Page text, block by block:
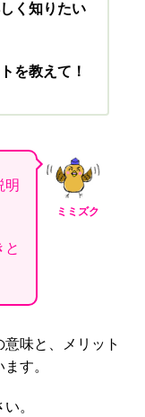
く知りたい
を教えて！
ミミズク
明
と
味と、メリット
す。
。